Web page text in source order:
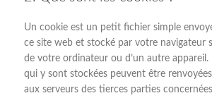
Un cookie est un petit fichier simple
ce site web et stocké par votre navigateur
de votre ordinateur ou d’un autre
qui y sont stockées peuvent être
aux serveurs des tierces parties